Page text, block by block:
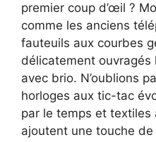
premier coup d’œil ?
comme les anciens
fauteuils aux courbes
délicatement
avec brio. N’oublions
horloges aux tic-tac
par le temps et textiles
ajoutent une touche de